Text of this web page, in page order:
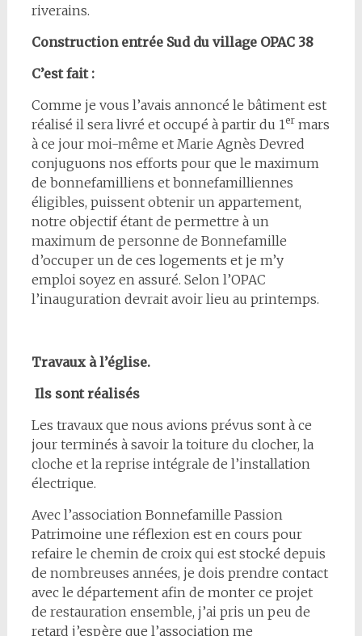
riverains.
Construction entrée Sud du village OPAC 38
C’est fait :
Comme je vous l’avais annoncé le bâtiment est
réalisé il sera livré et occupé à partir du 1er mars
à ce jour moi-même et Marie Agnès Devred
conjuguons nos efforts pour que le maximum
de bonnefamilliens et bonnefamilliennes
éligibles, puissent obtenir un appartement,
notre objectif étant de permettre à un
maximum de personne de Bonnefamille
d’occuper un de ces logements et je m’y
emploi soyez en assuré. Selon l’OPAC
l’inauguration devrait avoir lieu au printemps.
Travaux à l’église.
Ils sont réalisés
Les travaux que nous avions prévus sont à ce
jour terminés à savoir la toiture du clocher, la
cloche et la reprise intégrale de l’installation
électrique.
Avec l’association Bonnefamille Passion
Patrimoine une réflexion est en cours pour
refaire le chemin de croix qui est stocké depuis
de nombreuses années, je dois prendre contact
avec le département afin de monter ce projet
de restauration ensemble, j’ai pris un peu de
retard j’espère que l’association me